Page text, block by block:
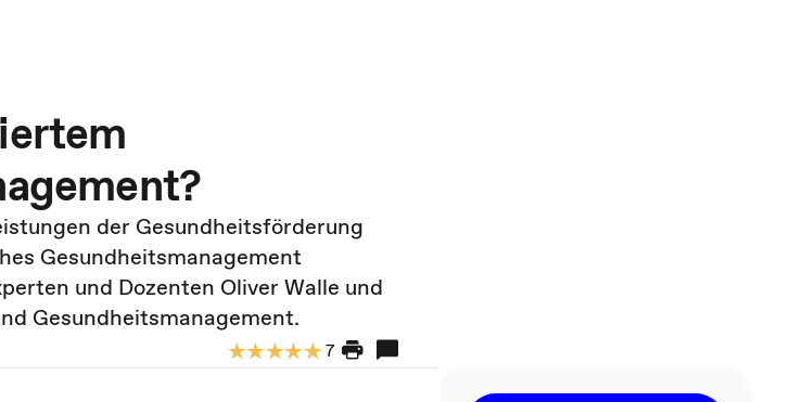
der Gesundheitsförderung
Gesundheitsmanagement
und Dozenten Oliver Walle und
Gesundheitsmanagement.
7